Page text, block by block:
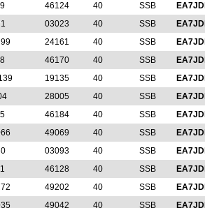
46124 40 SSB EA7JDI
03023 40 SSB EA7JDI
24161 40 SSB EA7JDI
46170 40 SSB EA7JDI
19135 40 SSB EA7JDI
28005 40 SSB EA7JDI
46184 40 SSB EA7JDI
49069 40 SSB EA7JDI
03093 40 SSB EA7JDI
46128 40 SSB EA7JDI
49202 40 SSB EA7JDI
49042 40 SSB EA7JDI